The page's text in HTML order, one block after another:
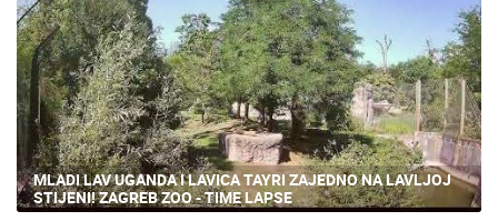
MLADI LAV UGANDA I LAVICA TAYRI ZAJEDNO NA LAVLJOJ
STIJENI! ZAGREB ZOO - TIME LAPSE